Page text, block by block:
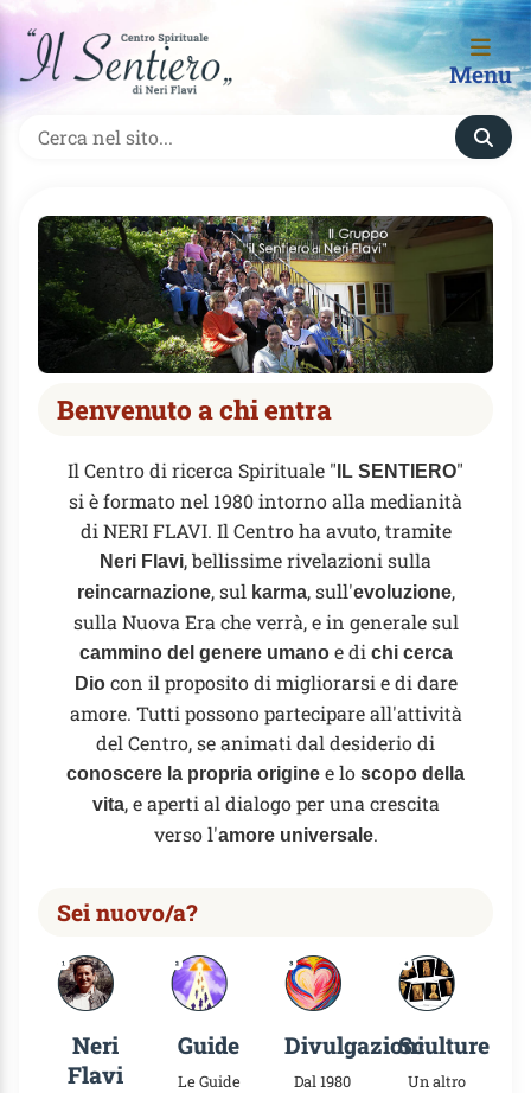
Menu
Benvenuto a chi entra
Il Centro di ricerca Spirituale " IL SENTIERO"
si è formato nel 1980 intorno alla medianità
di NERI FLAVI. Il Centro ha avuto, tramite
Neri Flavi, bellissime rivelazioni sulla
reincarnazione, sul karma, sull'evoluzione,
sulla Nuova Era che verrà, e in generale sul
cammino del genere umanoe di chi cerca
Diocon il proposito di migliorarsi e di dare
amore. Tutti possono partecipare all'attività
del Centro, se animati dal desiderio di
conoscere la propria origine e lo scopo della
vita, e aperti al dialogo per una crescita
verso l'amore universale.
Sei nuovo/a?
Neri
Flavi
Guide
Le Guide
Divulgazioni
Dal 1980
Sculture
Un altro